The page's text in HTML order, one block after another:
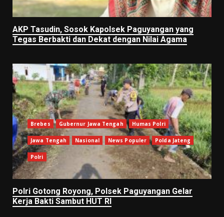
AKP Tasudin, Sosok Kapolsek Paguyangan yang
Tegas Berbakti dan Dekat dengan Nilai Agama
Brebes Gubernur Jawa Tengah Humas Polri
Jawa Tengah Nasional News Populer Polda Jateng
Polri
Polri Gotong Royong, Polsek Paguyangan Gelar
Kerja Bakti Sambut HUT RI